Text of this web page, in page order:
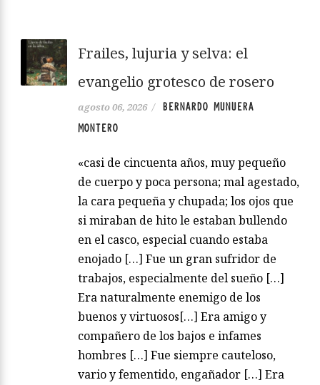
Frailes, lujuria y selva: el
evangelio grotesco de rosero
agosto 06, 2026 /
BERNARDO MUNUERA
MONTERO
«casi de cincuenta años, muy pequeño
de cuerpo y poca persona; mal agestado,
la cara pequeña y chupada; los ojos que
si miraban de hito le estaban bullendo
en el casco, especial cuando estaba
enojado […] Fue un gran sufridor de
trabajos, especialmente del sueño […]
Era naturalmente enemigo de los
buenos y virtuosos[…] Era amigo y
compañero de los bajos e infames
hombres […] Fue siempre cauteloso,
vario y fementido, engañador […] Era